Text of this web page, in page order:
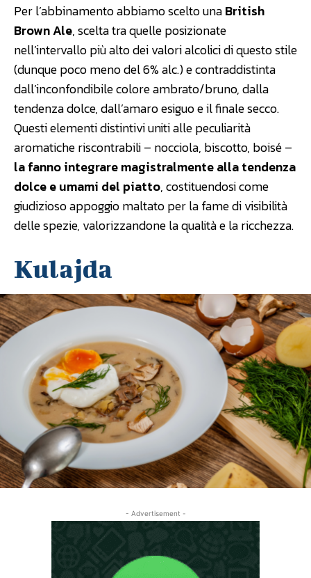
Per l’abbinamento abbiamo scelto unaBritish
Brown Ale, scelta tra quelle posizionate
nell’intervallo più alto dei valori alcolici di questo stile
(dunque poco meno del 6% alc.) e contraddistinta
dall’inconfondibile colore ambrato/bruno, dalla
tendenza dolce, dall’amaro esiguo e il finale secco.
Questi elementi distintivi uniti alle peculiarità
aromatiche riscontrabili – nocciola, biscotto, boisé –
la fanno integrare magistralmente alla tendenza
dolce e umami del piatto, costituendosi come
giudizioso appoggio maltato per la fame di visibilità
delle spezie, valorizzandone la qualità e la ricchezza.
Kulajda
- Advertisement -